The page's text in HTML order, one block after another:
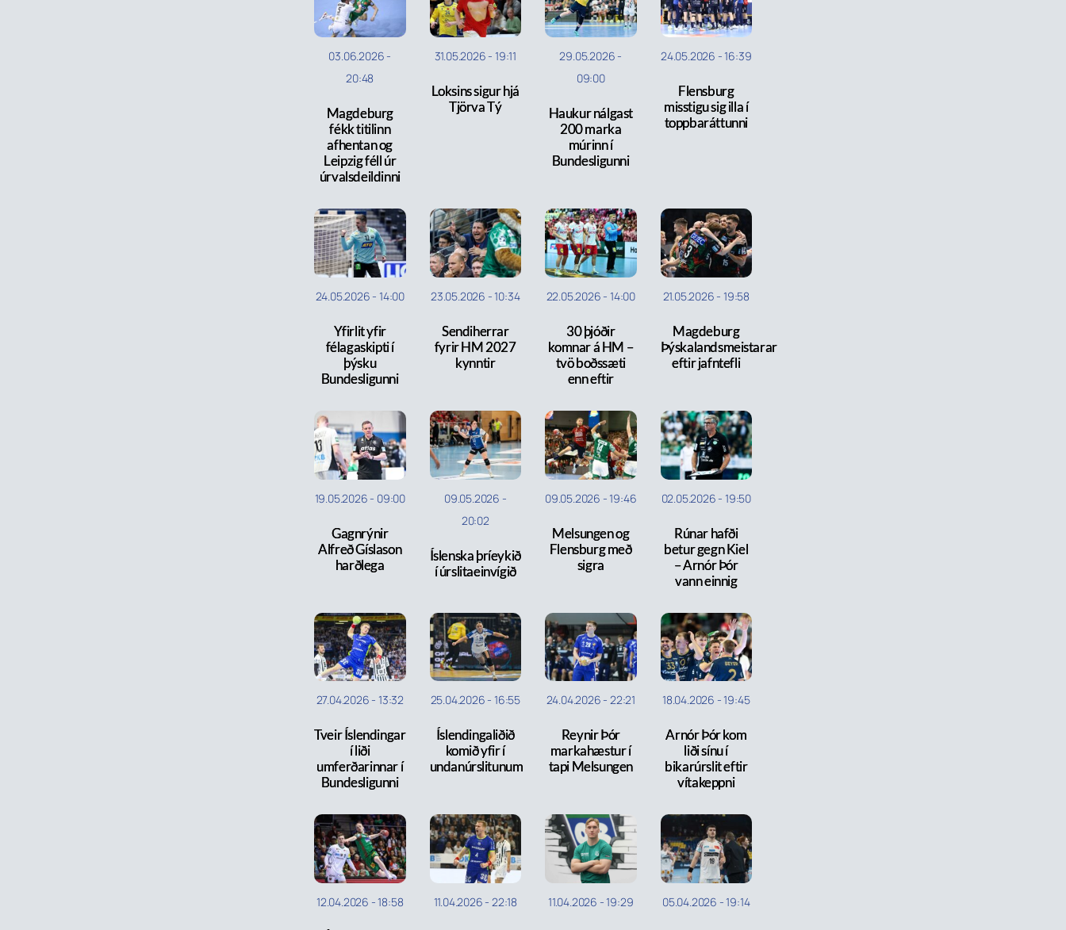
03.06.2026 -
20:48
Magdeburg
fékk titilinn
afhentan og
Leipzig féll úr
úrvalsdeildinni
31.05.2026 - 19:11
Loksins sigur hjá
Tjörva Tý
29.05.2026 -
09:00
Haukur nálgast
200 marka
múrinn í
Bundesligunni
24.05.2026 -16:39
Flensburg
misstigu sig illa í
toppbaráttunni
24.05.2026 - 14:00
Yfirlit yfir
félagaskipti í
þýsku
Bundesligunni
23.05.2026 -10:34
Sendiherrar
fyrir HM 2027
kynntir
22.05.2026 - 14:00
30 þjóðir
komnar á HM –
tvö boðssæti
enn eftir
21.05.2026 - 19:58
Magdeburg
Þýskalandsmeistarar
eftir jafntefli
19.05.2026 - 09:00
Gagnrýnir
Alfreð Gíslason
harðlega
09.05.2026 -
20:02
Íslenska þríeykið
í úrslitaeinvígið
09.05.2026 -19:46
Melsungen og
Flensburg með
sigra
02.05.2026 - 19:50
Rúnar hafði
betur gegn Kiel
– Arnór Þór
vann einnig
27.04.2026 - 13:32
Tveir Íslendingar
í liði
umferðarinnar í
Bundesligunni
25.04.2026 - 16:55
Íslendingaliðið
komið yfir í
undanúrslitunum
24.04.2026 - 22:21
Reynir Þór
markahæstur í
tapi Melsungen
18.04.2026 -19:45
Arnór Þór kom
liði sínu í
bikarúrslit eftir
vítakeppni
12.04.2026 -18:58 11.04.2026 - 22:18 11.04.2026 -19:29 05.04.2026 -19:14